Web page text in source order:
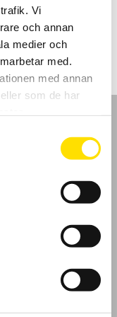
Vi
och annan
medier och
med.
med annan
som de har
LÄS MER